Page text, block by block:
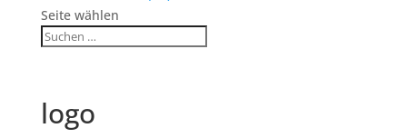
Seite wählen
logo